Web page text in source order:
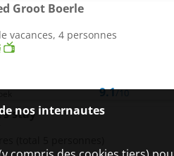
Groot Boerle
vacances, 4 personnes
9.1/10
stay
nos internautes